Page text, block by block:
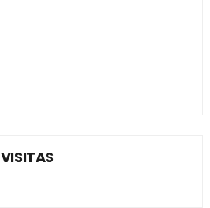
VISITAS